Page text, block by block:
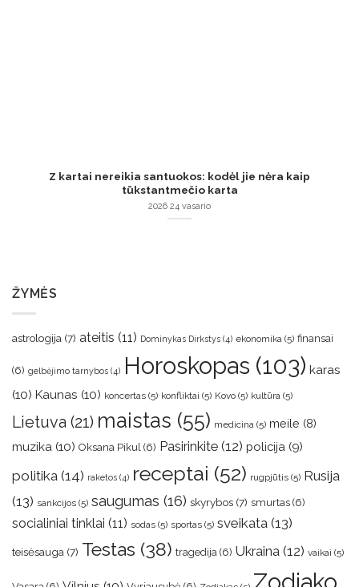
Z kartai nereikia santuokos: kodėl jie nėra kaip
tūkstantmečio karta
2026 24 vasario
ŽYMĖS
astrologija (7) ateitis (11) Dominykas Dirkstys (4) ekonomika (5) finansai
(6) gelbėjimo tarnybos (4) Horoskopas (103) karas
(10) Kaunas (10) koncertas (5) konfliktai (5) Kovo (5) kultūra (5)
Lietuva (21) maistas (55) medicina (5) meile (8)
muzika (10) Oksana Pikul (6) Pasirinkite (12) policija (9)
politika (14) raketos (4) receptai (52) rugpjūtis (5) Rusija
(13) sankcijos (5) saugumas (16) skyrybos (7) smurtas (6)
socialiniai tinklai (11) sodas (5) sportas (5) sveikata (13)
teisėsauga (7) Testas (38) tragedija (6) Ukraina (12) vaikai (5)